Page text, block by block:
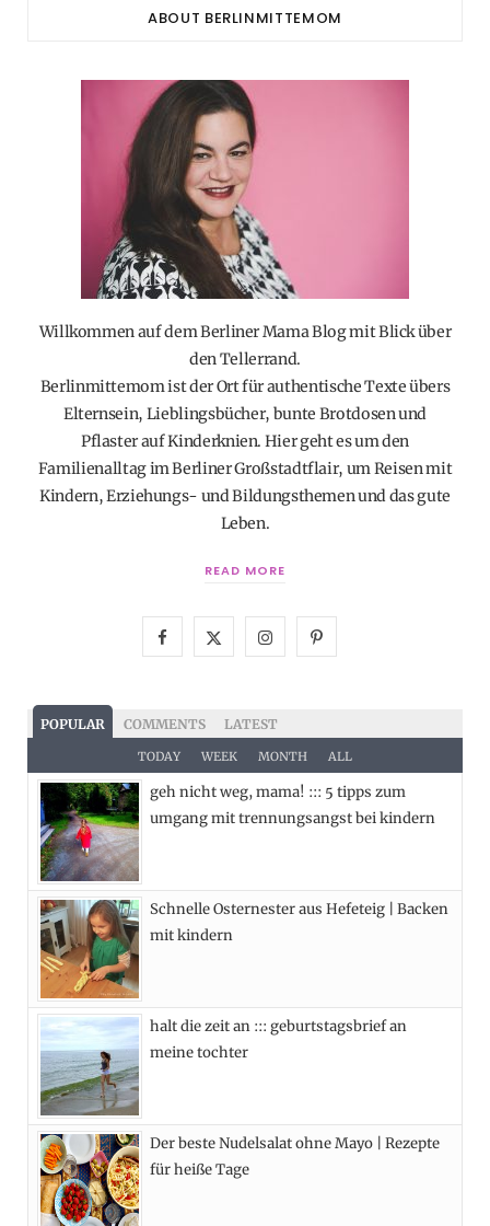
ABOUT BERLINMITTEMOM
Willkommen auf dem Berliner Mama Blog mit Blick über
den Tellerrand.
Berlinmittemom ist der Ort für authentische Texte übers
Elternsein, Lieblingsbücher, bunte Brotdosen und
Pflaster auf Kinderknien. Hier geht es um den
Familienalltag im Berliner Großstadtflair, um Reisen mit
Kindern, Erziehungs- und Bildungsthemen und das gute
Leben.
READ MORE
c
e
b
k
T
w
i
e
I
s
t
a
a
P
e
s
POPULAR COMMENTS LATEST
TODAY WEEK MONTH ALL
geh nicht weg, mama! ::: 5 tipps zum
umgang mit trennungsangst bei kindern
Schnelle Osternester aus Hefeteig | Backen
mit kindern
halt die zeit an ::: geburtstagsbrief an
meine tochter
Der beste Nudelsalat ohne Mayo | Rezepte
für heiße Tage